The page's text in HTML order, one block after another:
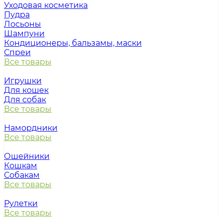
Уходовая косметика
Пудра
Лосьоны
Шампуни
Кондиционеры, бальзамы, маски
Спреи
Все товары
Игрушки
Для кошек
Для собак
Все товары
Намордники
Все товары
Ошейники
Кошкам
Собакам
Все товары
Рулетки
Все товары